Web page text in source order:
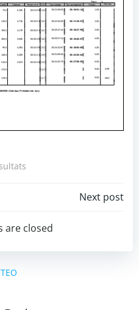
navigation
Next post
are closed